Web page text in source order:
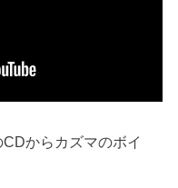
からカズマのボイ